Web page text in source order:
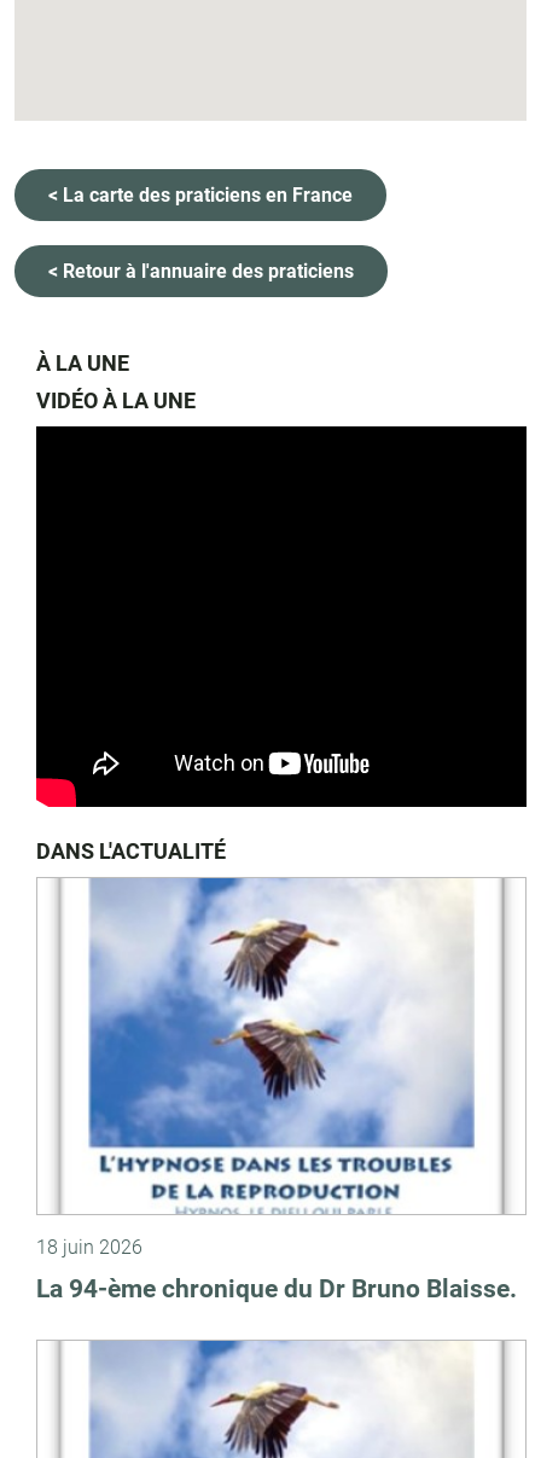
< La carte des praticiens en France
< Retour à l'annuaire des praticiens
À LA UNE
VIDÉO À LA UNE
DANS L'ACTUALITÉ
18 juin 2026
La 94-ème chronique du Dr Bruno Blaisse.